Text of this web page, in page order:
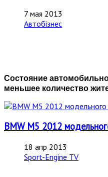
7 мая 2013
Автобізнес
Состояние
меньшее количество
BMW M5 2012
18 апр 2013
Sport-Engine TV